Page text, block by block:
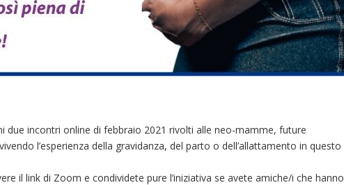
due incontri online di febbraio 2021 rivolti alle neo-mamme, future
l’esperienza della gravidanza, del parto o dell’allattamento in questo
il link di Zoom e condividete pure l’iniziativa se avete amiche/i che hanno